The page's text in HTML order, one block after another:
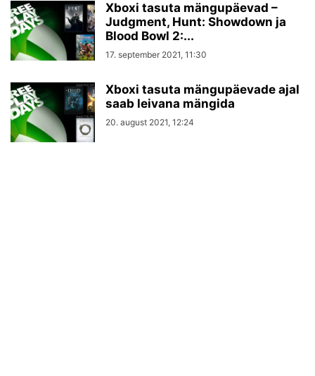
Xboxi tasuta mängupäevad –
Judgment, Hunt: Showdown ja
Blood Bowl 2:...
17. september 2021, 11:30
Xboxi tasuta mängupäevade ajal
saab leivana mängida
20. august 2021, 12:24